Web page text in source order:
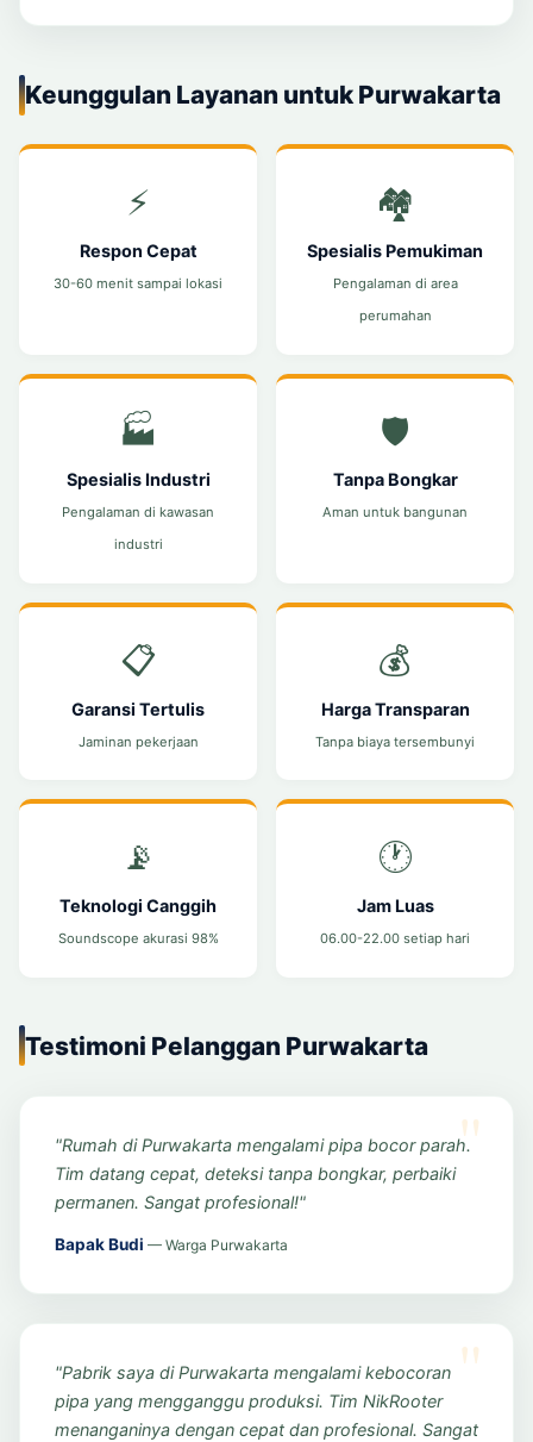
Keunggulan Layanan untuk Purwakarta
⚡
Respon Cepat
30-60 menit sampai lokasi
🏘️
Spesialis Pemukiman
Pengalaman di area
perumahan
🏭
Spesialis Industri
Pengalaman di kawasan
industri
🛡️
Tanpa Bongkar
Aman untuk bangunan
📋
Garansi Tertulis
Jaminan pekerjaan
💰
Harga Transparan
Tanpa biaya tersembunyi
📡
Teknologi Canggih
Soundscope akurasi 98%
🕐
Jam Luas
06.00-22.00 setiap hari
Testimoni Pelanggan Purwakarta
"Rumah di Purwakarta mengalami pipa bocor parah.
Tim datang cepat, deteksi tanpa bongkar, perbaiki
permanen. Sangat profesional!"
Bapak Budi — Warga Purwakarta
"Pabrik saya di Purwakarta mengalami kebocoran
pipa yang mengganggu produksi. Tim NikRooter
menanganinya dengan cepat dan profesional. Sangat